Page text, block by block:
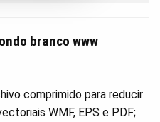
branco www
comprimido para reducir
WMF, EPS e PDF;